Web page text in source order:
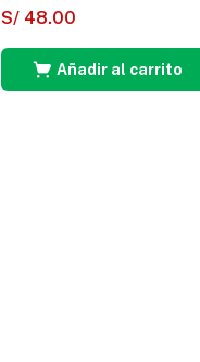
S/ 48.00
Añadir al carrito